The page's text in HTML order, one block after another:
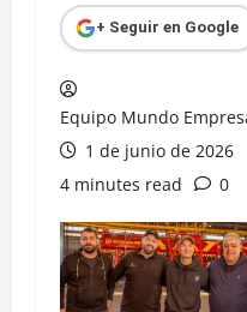
+ Seguir en Google
Equipo Mundo
1 de junio de 2026
4 minutes read
0